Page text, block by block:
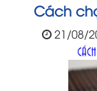
Cách
21/08/